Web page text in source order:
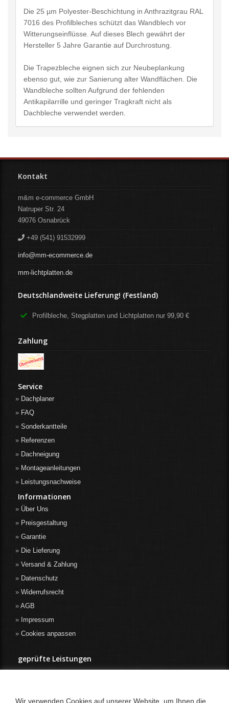
Die 25 µm Polyester-Beschichtung in Anthrazitgrau RAL
7016 des Profilbleches schützt das Wandblech vor
Witterungseinflüsse. Auf dieses Blech gewährt der
Hersteller 5 Jahre Garantie auf Durchrostung.
Die Trapezbleche eignen sich zur Neubeplankung
ebenso gut, wie zur Sanierung alter Wandflächen. Die
Wandbleche sollten Aufgrund der fehlenden
Antikapilarrille und geringer Tragkraft nicht als
Dachbleche verwendet werden.
Kontakt
m&m e-commerce GmbH
Natruper Str. 24
49076 Osnabrück
+49 (541) 91532999
info@mm-ecommerce.de
mm-lichtplatten.de
Deutschlandweite Lieferung! (Festland)
Profilbleche, Stegplatten und Lichtplatten nur 99,90 €
Zahlung
Service
Dachplaner
FAQ
Sonderkantteile
Referenzen
Dachneigung
Montageanleitungen
Leistungsnachweise
Informationen
Über Uns
Preisgestaltung
Garantie
Die Lieferung
Versand & Zahlung
Datenschutz
Widerrufsrecht
AGB
Impressum
Cookies anpassen
geprüfte Leistungen
Wir verwenden Cookies auf unserer Website, um Ihnen die